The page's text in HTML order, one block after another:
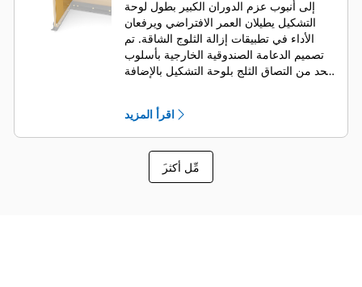
إلى أنبوب عزم الدوران الكبير بطول لوحة
التشكيل يطيلان العمر الافتراضي ويرفعان
الأداء في تطبيقات إزالة الثلوج الشاقة. تم
تصميم الدعامة الصندوقية الخارجية بأسلوب
يحد من التصاق الثلج بلوحة التشكيل بالإضافة
اقرأ المزيد
َمِّل أكثر